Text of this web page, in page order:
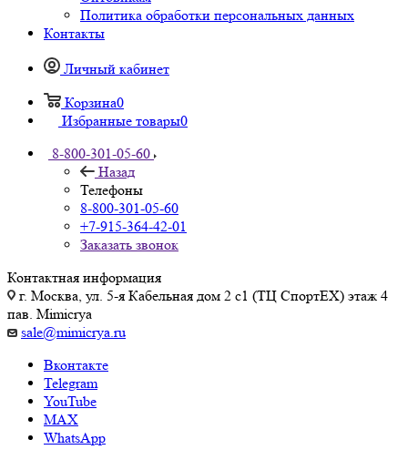
Политика обработки персональных данных
Контакты
Личный кабинет
Корзина0
Избранные товары0
8-800-301-05-60
Назад
Телефоны
8-800-301-05-60
+7-915-364-42-01
Заказать звонок
Контактная информация
г. Москва, ул. 5-я Кабельная дом 2 с1 (ТЦ СпортEX) этаж 4
пав. Mimicrya
sale@mimicrya.ru
Вконтакте
Telegram
YouTube
MAX
WhatsApp